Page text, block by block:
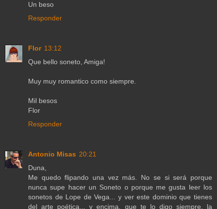
Un beso
Responder
Flor 13:12
Que bello soneto, Amiga!
Muy muy romantico como siempre.
Mil besos
Flor
Responder
Antonio Misas 20:21
Duna,
Me quedo flipando una vez más. No se si será porque
nunca supe hacer un Soneto o porque me gusta leer los
sonetos de Lope de Vega... y ver este dominio que tienes
del arte poética... y encima, que te lo digo siempre, la